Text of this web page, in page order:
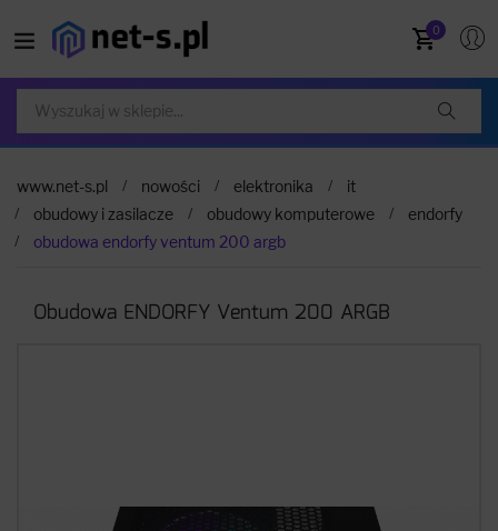
0
www.net-s.pl nowości elektronika
it
obudowy i zasilacze
obudowy komputerowe
endorfy
obudowa endorfy ventum 200 argb
Obudowa ENDORFY Ventum 200 ARGB